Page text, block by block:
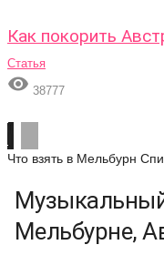
Как покорить
Статья
 38777
Что взять в Мельбурн
Мельбурне,